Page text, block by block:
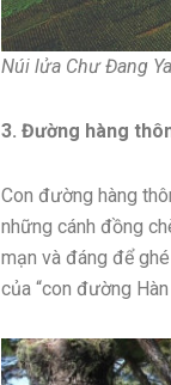
Núi lửa Chư Đang
3. Đường hàng
Con đường hàng
những cánh đồng
mạn và đáng để
của “con đường